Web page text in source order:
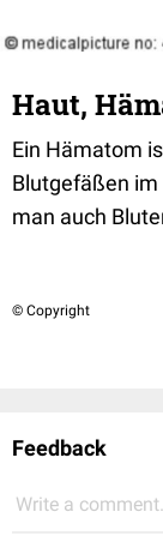
Haut,
Ein Hämatom
Blutgefäßen
man auch
© Copyright
Feedback
Write a